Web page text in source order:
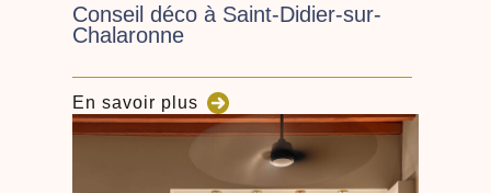
Conseil déco à Saint-Didier-sur-
Chalaronne
En savoir plus